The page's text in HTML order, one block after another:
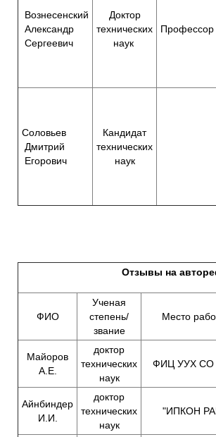
Вознесенский
Александр
Сергеевич
Доктор
технических
наук
Профессор
Соловьев
Дмитрий
Егорович
Кандидат
технических
наук
Отзывы на
ФИО
Ученая
степень/
звание
Место
Майоров
А.Е.
доктор
технических
наук
ФИЦ УУХ СО
Айнбиндер
И.И.
доктор
технических
наук
"ИПКОН